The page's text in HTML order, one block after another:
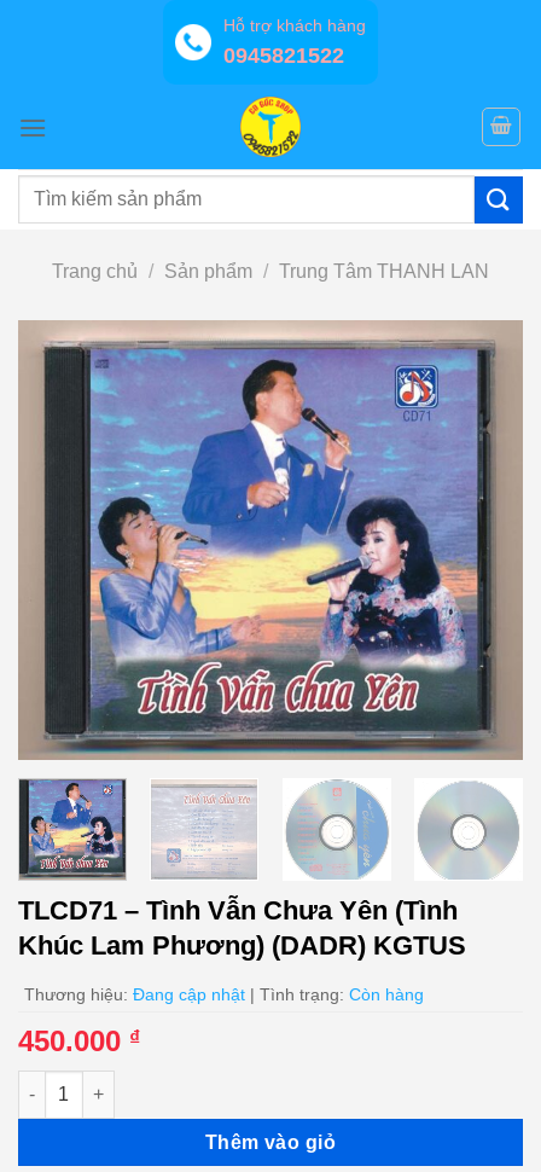
Hỗ trợ khách hàng
0945821522
Tìm
Trang chủ / Sản phẩm / Trung Tâm THANH LAN
TLCD71 – Tình Vẫn Chưa Yên (Tình
Khúc Lam Phương) (DADR) KGTUS
Thương hiệu: Đang cập nhật | Tình trạng: Còn hàng
450.000 ₫
TLCD71 - Tình Vẫn Chưa Yên (Tình Khúc Lam Phương)
Thêm vào giỏ